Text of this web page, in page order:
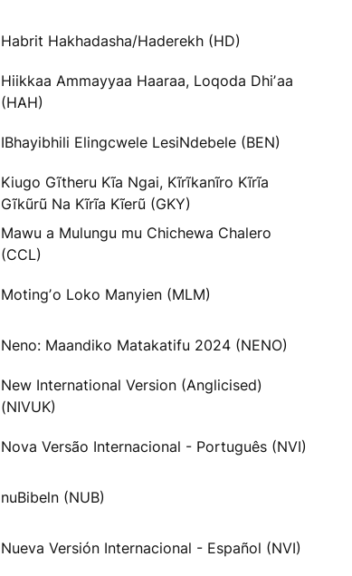
Habrit Hakhadasha/Haderekh (HD)
Hiikkaa Ammayyaa Haaraa, Loqoda Dhiʼaa
(HAH)
IBhayibhili Elingcwele LesiNdebele (BEN)
Kiugo Gĩtheru Kĩa Ngai, Kĩrĩkanĩro Kĩrĩa
Gĩkũrũ Na Kĩrĩa Kĩerũ (GKY)
Mawu a Mulungu mu Chichewa Chalero
(CCL)
Motingʼo Loko Manyien (MLM)
Neno: Maandiko Matakatifu 2024 (NENO)
New International Version (Anglicised)
(NIVUK)
Nova Versão Internacional - Português (NVI)
nuBibeln (NUB)
Nueva Versión Internacional - Español (NVI)